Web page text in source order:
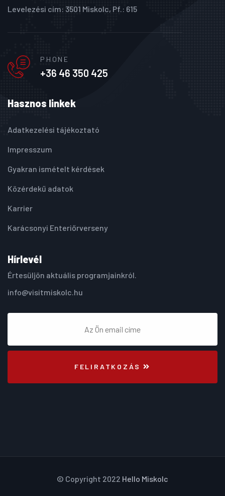
Levelezési cím: 3501 Miskolc, Pf.: 615
PHONE
+36 46 350 425
Hasznos linkek
Adatkezelési tájékoztató
Impresszum
Gyakran ismételt kérdések
Közérdekű adatok
Karrier
Karácsonyi Enteriőrverseny
Hírlevél
Értesüljön aktuális programjainkról.
info@visitmiskolc.hu
FELIRATKOZÁS
© Copyright 2022 Hello Miskolc